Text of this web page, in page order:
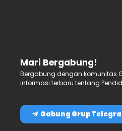
Mari Bergabung!
Bergabung dengan komunitas
informasi terbaru tentang
Gabung Grup